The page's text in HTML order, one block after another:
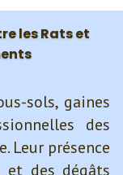
les Rats et
sols, gaines
des
Leur présence
et des dégâts